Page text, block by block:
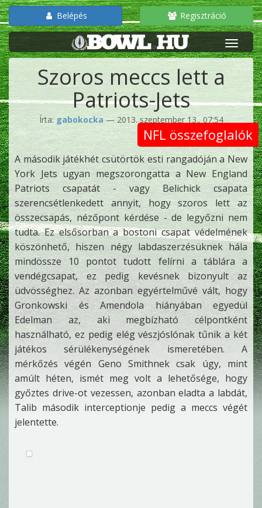
Belépés Regisztráció
Szoros meccs lett a
Patriots-Jets
Írta: gabokocka— 2013. szeptember 13., 07:54
NFL összefoglalók
A második játékhét csütörtök esti rangadóján a New
York Jets ugyan megszorongatta a New England
Patriots csapatát - vagy Belichick csapata
szerencsétlenkedett annyit, hogy szoros lett az
összecsapás, nézőpont kérdése - de legyőzni nem
tudta. Ez elsősorban a bostoni csapat védelmének
köszönhető, hiszen négy labdaszerzésüknek hála
mindössze 10 pontot tudott felírni a táblára a
vendégcsapat, ez pedig kevésnek bizonyult az
üdvösséghez. Az azonban egyértelművé vált, hogy
Gronkowski és Amendola hiányában egyedül
Edelman az, aki megbízható célpontként
használható, ez pedig elég vészjóslónak tűnik a két
játékos sérülékenységének ismeretében. A
mérkőzés végén Geno Smithnek csak úgy, mint
amúlt héten, ismét meg volt a lehetősége, hogy
győztes drive-ot vezessen, azonban eladta a labdát,
Talib második interceptionje pedig a meccs végét
jelentette.